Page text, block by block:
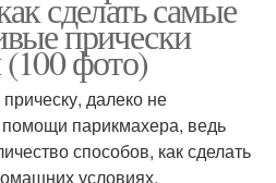
сделать самые
прически
фото)
далеко не
помощи парикмахера, ведь
способов, как сделать
условиях.